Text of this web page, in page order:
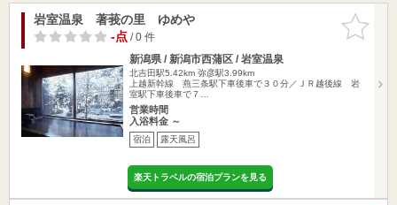
お気に入
りに追加
岩室温泉 著莪の里 ゆめや
-点/ 0 件
新潟県 / 新潟市西蒲区 / 岩室温泉
北吉田駅5.42km 弥彦駅3.99km
上越新幹線 燕三条駅下車後車で３０分／ＪＲ越後線 岩
室駅下車後車で７…
営業時間
入浴料金 ～
宿泊 露天風呂
楽天トラベルの宿泊プランを見る